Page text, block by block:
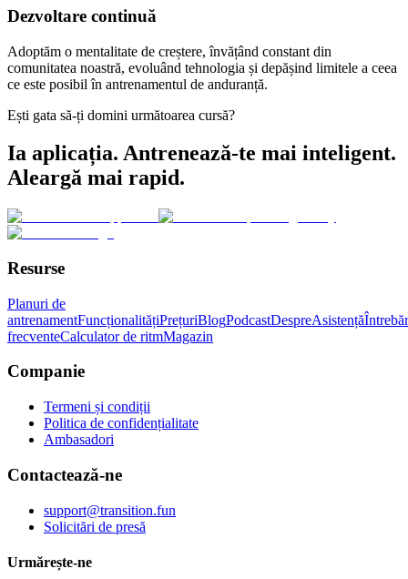
Dezvoltare continuă
Adoptăm o mentalitate de creștere, învățând constant din
comunitatea noastră, evoluând tehnologia și depășind limitele a ceea
ce este posibil în antrenamentul de anduranță.
Ești gata să-ți domini următoarea cursă?
Ia aplicația. Antrenează-te mai inteligent.
Aleargă mai rapid.
Resurse
Planuri de
antrenamentFuncționalitățiPrețuriBlogPodcastDespreAsistență
frecventeCalculator de ritmMagazin
Companie
Termeni și condiții
Politica de confidențialitate
Ambasadori
Contactează-ne
support@transition.fun
Solicitări de presă
Urmărește-ne